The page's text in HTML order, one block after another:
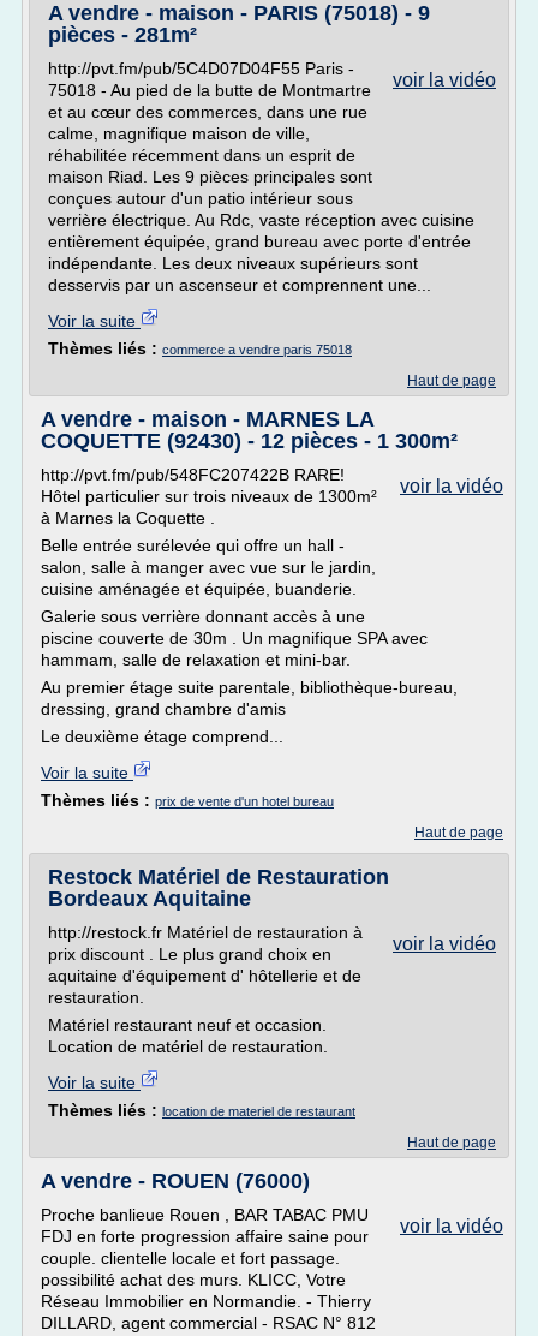
A vendre - maison - PARIS (75018) - 9
pièces - 281m²
voir la vidéo
http://pvt.fm/pub/5C4D07D04F55 Paris -
75018 - Au pied de la butte de Montmartre
et au cœur des commerces, dans une rue
calme, magnifique maison de ville,
réhabilitée récemment dans un esprit de
maison Riad. Les 9 pièces principales sont
conçues autour d'un patio intérieur sous
verrière électrique. Au Rdc, vaste réception avec cuisine
entièrement équipée, grand bureau avec porte d'entrée
indépendante. Les deux niveaux supérieurs sont
desservis par un ascenseur et comprennent une...
Voir la suite
Thèmes liés : commerce a vendre paris 75018
Haut de page
A vendre - maison - MARNES LA
COQUETTE (92430) - 12 pièces - 1 300m²
voir la vidéo
http://pvt.fm/pub/548FC207422B RARE!
Hôtel particulier sur trois niveaux de 1300m²
à Marnes la Coquette .
Belle entrée surélevée qui offre un hall -
salon, salle à manger avec vue sur le jardin,
cuisine aménagée et équipée, buanderie.
Galerie sous verrière donnant accès à une
piscine couverte de 30m . Un magnifique SPA avec
hammam, salle de relaxation et mini-bar.
Au premier étage suite parentale, bibliothèque-bureau,
dressing, grand chambre d'amis
Le deuxième étage comprend...
Voir la suite
Thèmes liés : prix de vente d'un hotel bureau
Haut de page
Restock Matériel de Restauration
Bordeaux Aquitaine
voir la vidéo
http://restock.fr Matériel de restauration à
prix discount . Le plus grand choix en
aquitaine d'équipement d' hôtellerie et de
restauration.
Matériel restaurant neuf et occasion.
Location de matériel de restauration.
Voir la suite
Thèmes liés : location de materiel de restaurant
Haut de page
A vendre - ROUEN (76000)
voir la vidéo
Proche banlieue Rouen , BAR TABAC PMU
FDJ en forte progression affaire saine pour
couple. clientelle locale et fort passage.
possibilité achat des murs. KLICC, Votre
Réseau Immobilier en Normandie. - Thierry
DILLARD, agent commercial - RSAC N° 812